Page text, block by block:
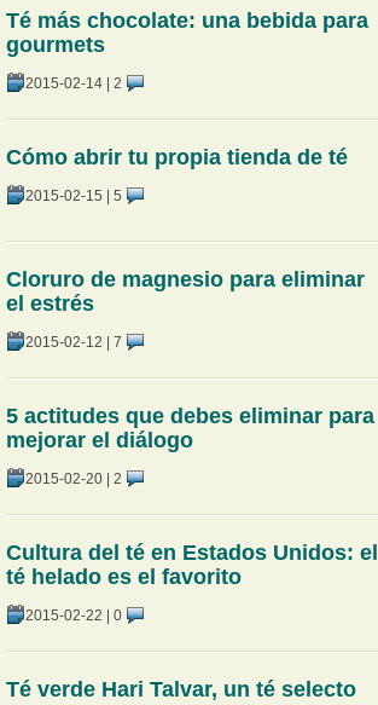
Té más chocolate: una bebida para
gourmets
2015-02-14| 2
Cómo abrir tu propia tienda de té
2015-02-15 | 5
Cloruro de magnesio para eliminar
el estrés
2015-02-12 | 7
5 actitudes que debes eliminar para
mejorar el diálogo
2015-02-20| 2
Cultura del té en Estados Unidos: el
té helado es el favorito
2015-02-22 | 0
Té verde Hari Talvar, un té selecto